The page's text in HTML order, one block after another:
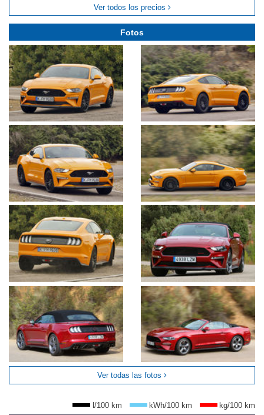
Ver todos los precios
Fotos
Ver todas las fotos
l/100 km kWh/100 km
kg/100 km